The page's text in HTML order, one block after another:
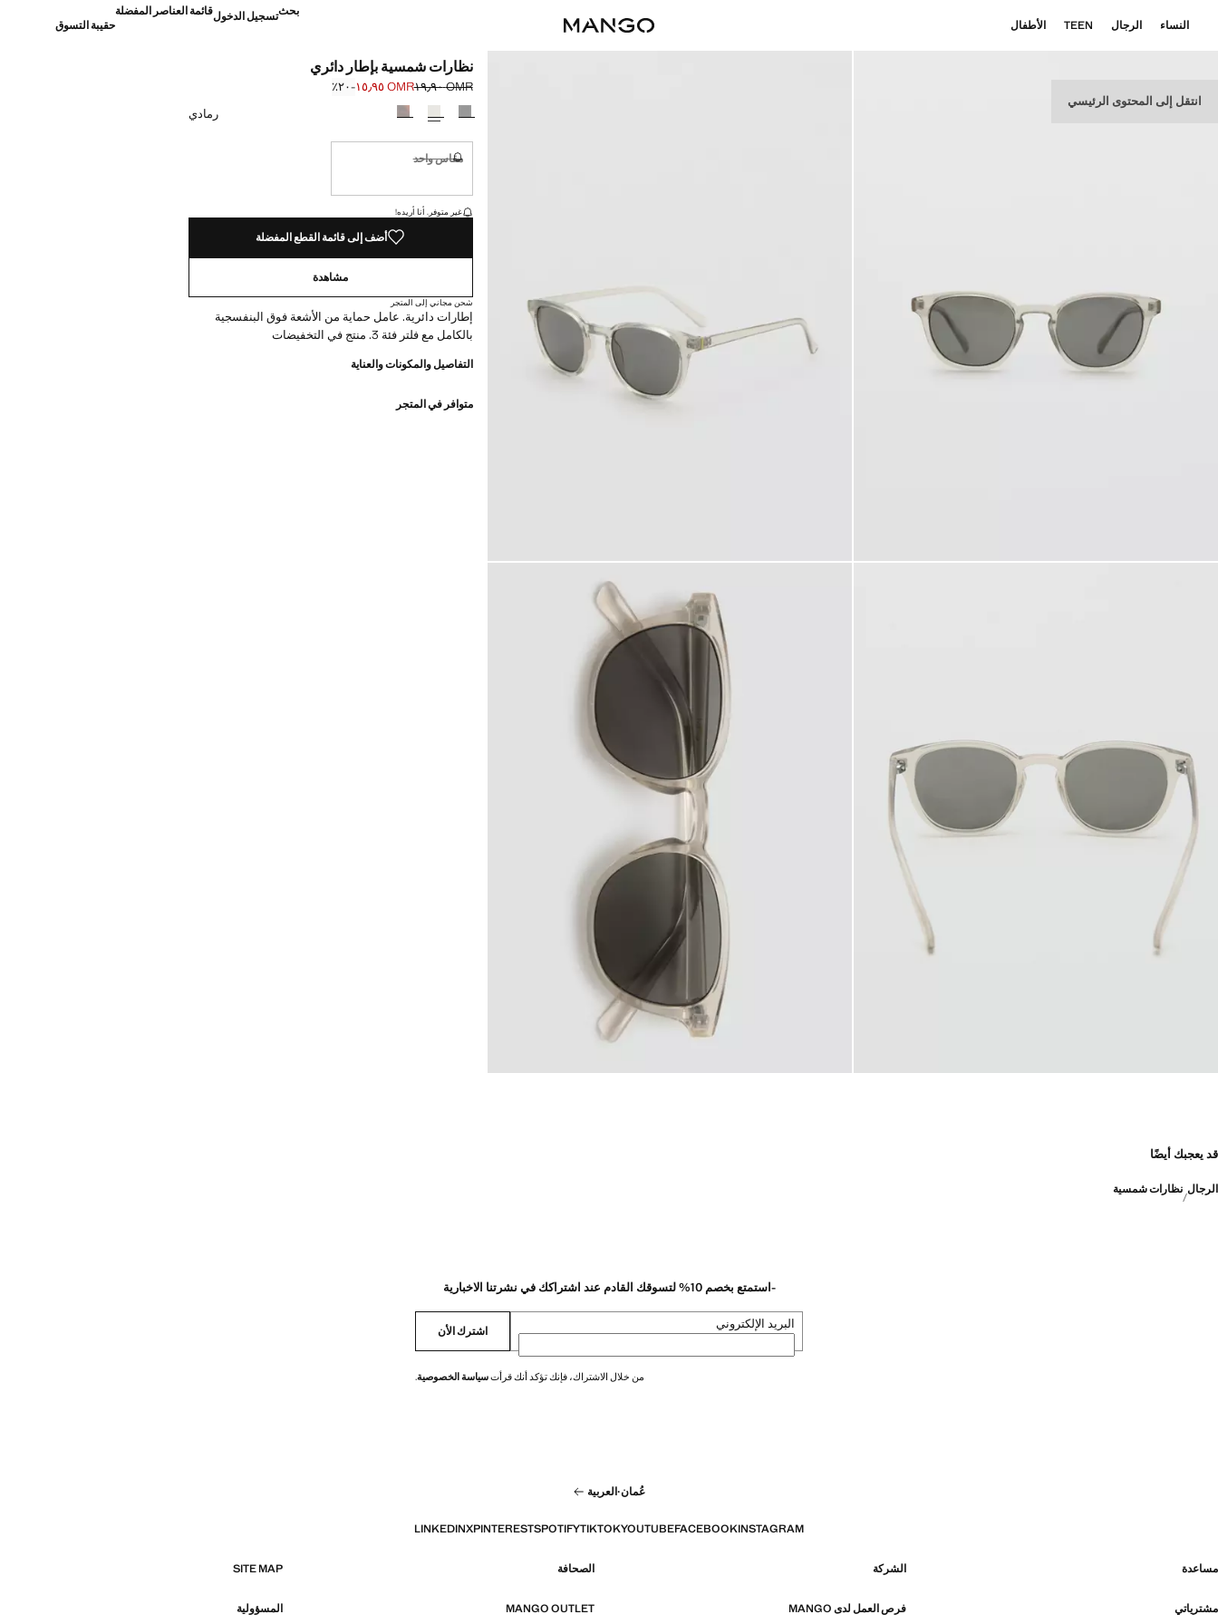
انتقل إلى المحتوى الرئيسي
النساء الرجال TEEN الأطفال
بحثتسجيل الدخولقائمة العناصر المفضلة
حقيبة التسوق
نظارات شمسية بإطار دائري
السعر الأول محذوف [OMR ١٩٫٩٠ ]
OMR ١٩٫٩٠
السعر الحالي [OMR ١٥٫٩٥ ]OMR ١٥٫٩٥
؜-٢٠٪؜
حدد اللون
رمادي
مقاس واحد
غير متوفر. أنا أريده!
القطع الأخيرة!
غير متوفر. أنا أريده!
أضف إلى قائمة القطع المفضلة
مشاهدة
شحن مجاني إلى المتجر
إطارات دائرية. عامل حماية من الأشعة فوق البنفسجية
بالكامل مع فلتر فئة 3. منتج في التخفيضات
التفاصيل والمكونات والعناية
متوافر في المتجر
قد يعجبك أيضًا
الرجال نظارات شمسية
-استمتع بخصم 10% لتسوقك القادم عند اشتراكك في نشرتنا الاخبارية
البريد الإلكتروني اشترك الأن
من خلال الاشتراك، فإنك تؤكد أنك قرأتسياسة الخصوصية.
عُمان·العربية
INSTAGRAM
FACEBOOK
YOUTUBE
TIKTOK
SPOTIFY
PINTEREST
X
LINKEDIN
مساعدة الشركة الصحافة SITE MAP
مشترياتي فرص العمل لدى MANGO MANGO OUTLET المسؤولية